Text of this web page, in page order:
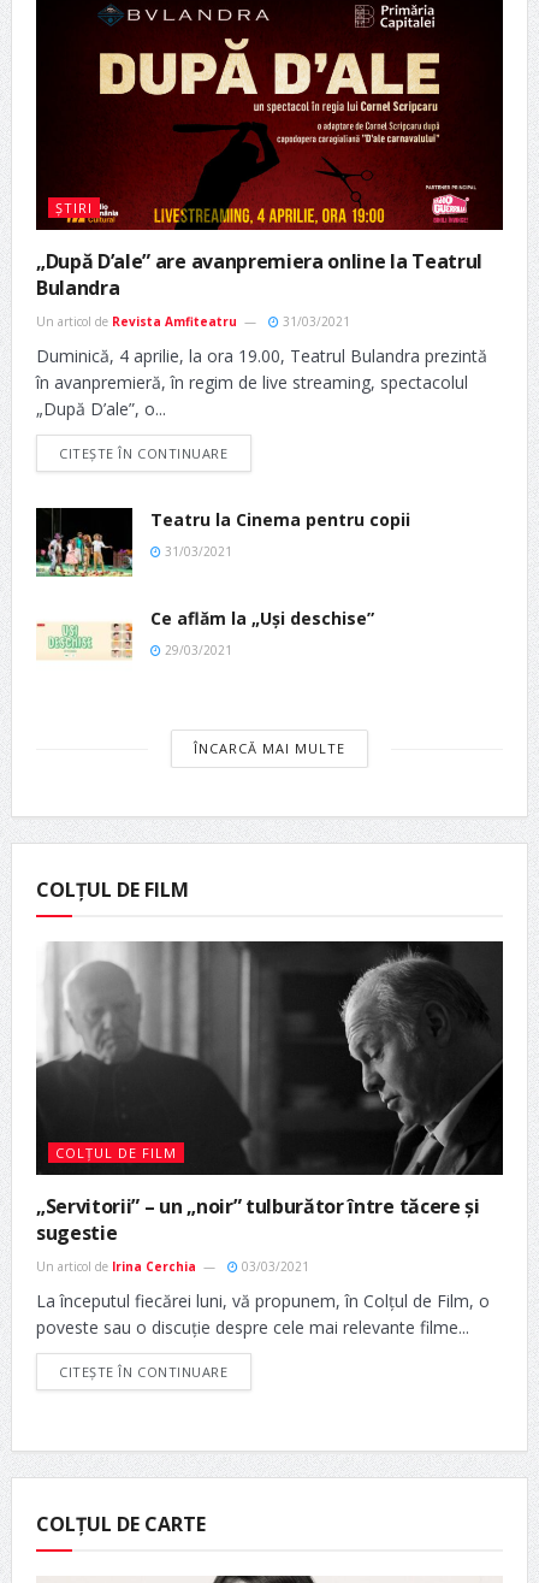
ȘTIRI
„După D’ale” are avanpremiera online la Teatrul
Bulandra
Un articol de Revista Amfiteatru 31/03/2021
Duminică, 4 aprilie, la ora 19.00, Teatrul Bulandra prezintă
în avanpremieră, în regim de live streaming, spectacolul
„După D’ale”, o...
CITEȘTE ÎN CONTINUARE
Teatru la Cinema pentru copii
31/03/2021
Ce aflăm la „Uși deschise”
29/03/2021
ÎNCARCĂ MAI MULTE
COLȚUL DE FILM
COLȚUL DE FILM
„Servitorii” – un „noir” tulburător între tăcere și
sugestie
Un articol de Irina Cerchia 03/03/2021
La începutul fiecărei luni, vă propunem, în Colțul de Film, o
poveste sau o discuție despre cele mai relevante filme...
CITEȘTE ÎN CONTINUARE
COLȚUL DE CARTE